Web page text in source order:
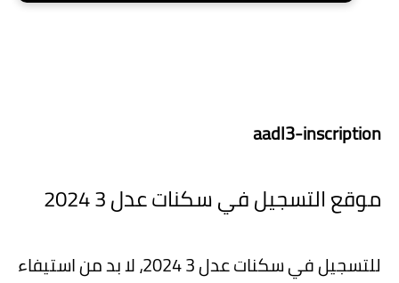
aadl3-inscription
موقع التسجيل في سكنات عدل 3 2024
للتسجيل في سكنات عدل 3 2024، لا بد من استيفاء